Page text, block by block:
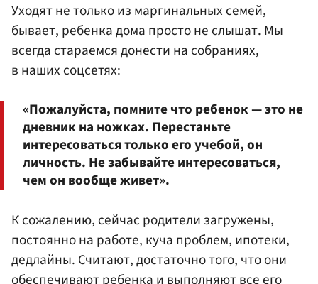
Уходят не только из маргинальных семей,
бывает, ребенка дома просто не слышат. Мы
всегда стараемся донести на собраниях,
в наших соцсетях:
«Пожалуйста, помните что ребенок — это не
дневник на ножках. Перестаньте
интересоваться только его учебой, он
личность. Не забывайте интересоваться,
чем он вообще живет».
К сожалению, сейчас родители загружены,
постоянно на работе, куча проблем, ипотеки,
дедлайны. Считают, достаточно того, что они
обеспечивают ребенка и выполняют все его